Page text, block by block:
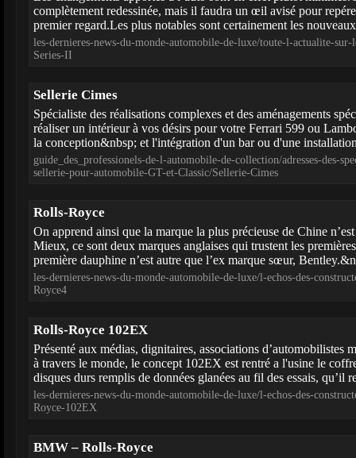
complètement redessinée, mais il faudra un œil avisé pour
premier regard.Les plus notables sont certainement les
les-dernieres-news-du-monde-automobile-de-luxe/toute-l-actualite-
Series-II
Sellerie Cimes
Spécialiste des réalisations complexes et des aménagements
réaliser un intérieur à vos désirs pour votre Ferrari 599 ou
la conception&nbsp; et l'intégration d'un bar ou d'une
guide_des_professionels-de-l-automobile-de-collection/adresses-des-
sellerie-pour-automobile-GT-et-Classic/Sellerie-Cimes
Rolls-Royce
On apprend ainsi que la marque la plus précieuse de Chine
Mieux, ce sont deux marques anglaises qui trustent les
première dauphine n’est autre que l’ex marque sœur,
les-dernieres-news-du-monde-automobile-de-luxe/l-echos-des-
Royce4
Rolls-Royce 102EX
Présenté aux médias, dignitaires, associations d’automobilistes
à travers le monde, le concept 102EX est rentré a l'usine le
disques durs remplis de données glanées au fil des essais, qu’il
les-dernieres-news-du-monde-automobile-de-luxe/l-echos-des-
Royce-102EX
BMW – Rolls-Royce